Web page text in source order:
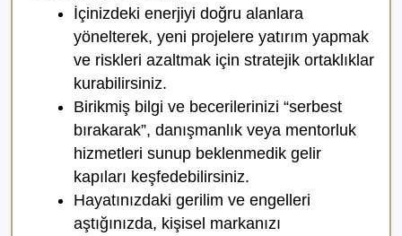
İçinizdeki enerjiyi doğru alanlara
yönelterek, yeni projelere yatırım yapmak
ve riskleri azaltmak için stratejik ortaklıklar
kurabilirsiniz.
Birikmiş bilgi ve becerilerinizi “serbest
bırakarak”, danışmanlık veya mentorluk
hizmetleri sunup beklenmedik gelir
kapıları keşfedebilirsiniz.
Hayatınızdaki gerilim ve engelleri
aştığınızda, kişisel markanızı